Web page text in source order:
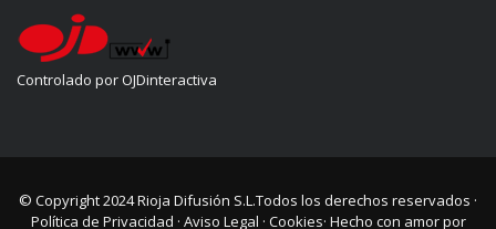
Controlado por OJDinteractiva
© Copyright 2024Rioja Difusión S.L.Todos los derechos reservados ·
Política de Privacidad · Aviso Legal · Cookies· Hecho con amor por